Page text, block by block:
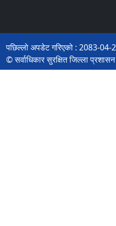
पछिल्लो अपडेट गरिएको : 2083-
© सर्वाधिकार सुरक्षित जिल्ला प्रशासन